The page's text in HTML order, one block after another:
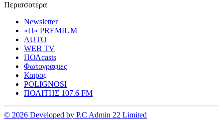
Περισσοτερα
Newsletter
«Π» PREMIUM
AUTO
WEB TV
ΠΟΛcasts
Φωτογραφιες
Καιρος
POLIGNOSI
ΠΟΛΙΤΗΣ 107.6 FM
© 2026 Developed by P.C Admin 22 Limited